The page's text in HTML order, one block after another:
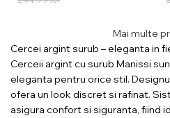
Mai multe
Cercei argint surub – eleganta in
Cerceii argint cu surub Manissi
eleganta pentru orice stil.
ofera un look discret si rafinat.
asigura confort si siguranta, fiind